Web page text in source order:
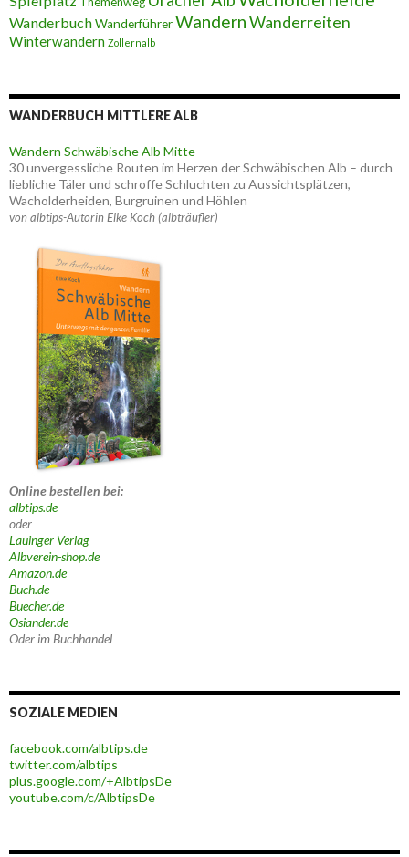
WanderbuchWanderführerWandernWanderreiten
Winterwandern Zollernalb
WANDERBUCH MITTLERE ALB
Wandern Schwäbische Alb Mitte
30 unvergessliche Routen im Herzen der Schwäbischen Alb – durch
liebliche Täler und schroffe Schluchten zu Aussichtsplätzen,
Wacholderheiden, Burgruinen und Höhlen
von albtips-Autorin Elke Koch (albträufler)
Online bestellen bei:
albtips.de
oder
Lauinger Verlag
Albverein-shop.de
Amazon.de
Buch.de
Buecher.de
Osiander.de
Oder im Buchhandel
SOZIALE MEDIEN
facebook.com/albtips.de
twitter.com/albtips
plus.google.com/+AlbtipsDe
youtube.com/c/AlbtipsDe